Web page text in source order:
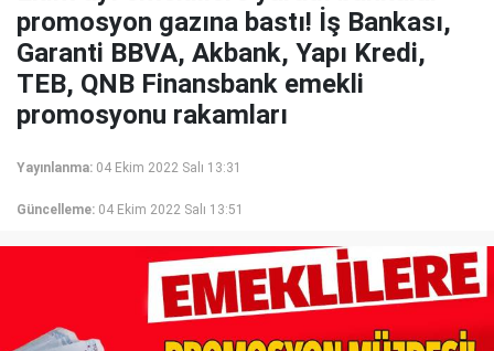
promosyon gazına bastı! İş Bankası,
Garanti BBVA, Akbank, Yapı Kredi,
TEB, QNB Finansbank emekli
promosyonu rakamları
Yayınlanma: 04 Ekim 2022 Salı 13:31
Güncelleme: 04 Ekim 2022 Salı 13:51